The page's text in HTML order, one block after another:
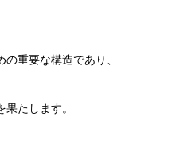
重要な構造であり、
たします。